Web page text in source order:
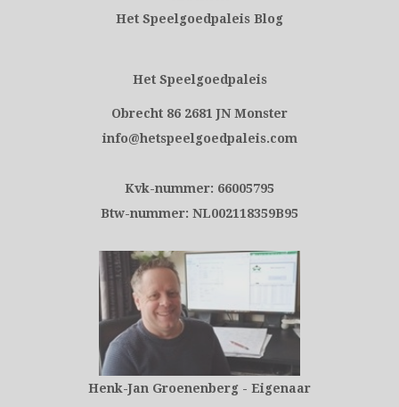
Het Speelgoedpaleis Blog
Het Speelgoedpaleis
Obrecht 86 2681 JN Monster
info@hetspeelgoedpaleis.com
Kvk-nummer: 66005795
Btw-nummer: NL002118359B95
Henk-Jan Groenenberg - Eigenaar